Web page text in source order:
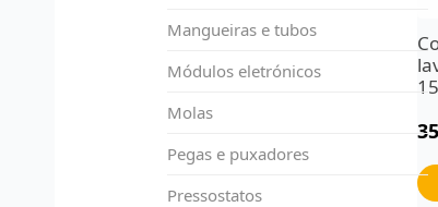
Mangueiras e tubos
Módulos eletrónicos
Molas
Pegas e puxadores
Pressostatos